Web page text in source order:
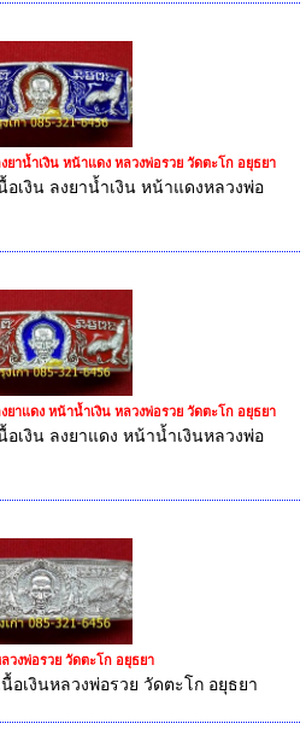
ยาน้ำเงิน หน้าแดง หลวงพ่อรวย วัดตะโก อยุธยา
เงิน ลงยาน้ำเงิน หน้าแดงหลวงพ่อ
ยาแดง หน้าน้ำเงิน หลวงพ่อรวย วัดตะโก อยุธยา
เงิน ลงยาแดง หน้าน้ำเงินหลวงพ่อ
วงพ่อรวย วัดตะโก อยุธยา
อเงินหลวงพ่อรวย วัดตะโก อยุธยา